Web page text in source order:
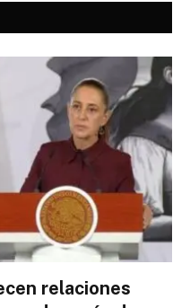
relaciones